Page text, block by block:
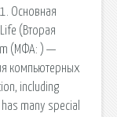
Основная
(Вторая
(МФА: ) —
компьютерных
including
many special